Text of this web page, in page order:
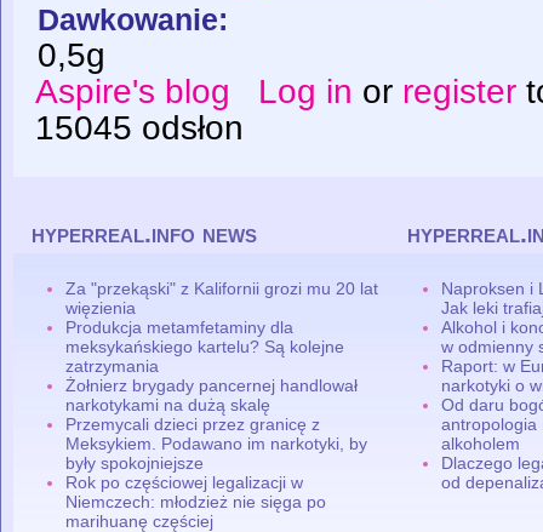
Dawkowanie:
0,5g
Aspire's blog
Log in or register
15045 odsłon
hyperreal.info news
Za "przekąski" z Kalifornii grozi mu 20 lat
więzienia
Produkcja metamfetaminy dla
meksykańskiego kartelu? Są kolejne
zatrzymania
Żołnierz brygady pancernej handlował
narkotykami na dużą skalę
Przemycali dzieci przez granicę z
Meksykiem. Podawano im narkotyki, by
były spokojniejsze
Rok po częściowej legalizacji w
Niemczech: młodzież nie sięga po
marihuanę częściej
Naproksen i
Jak leki
Alkohol i
w odmienny
Raport: w
narkotyki o
Od daru
antropologia
alkoholem
Dlaczego
od